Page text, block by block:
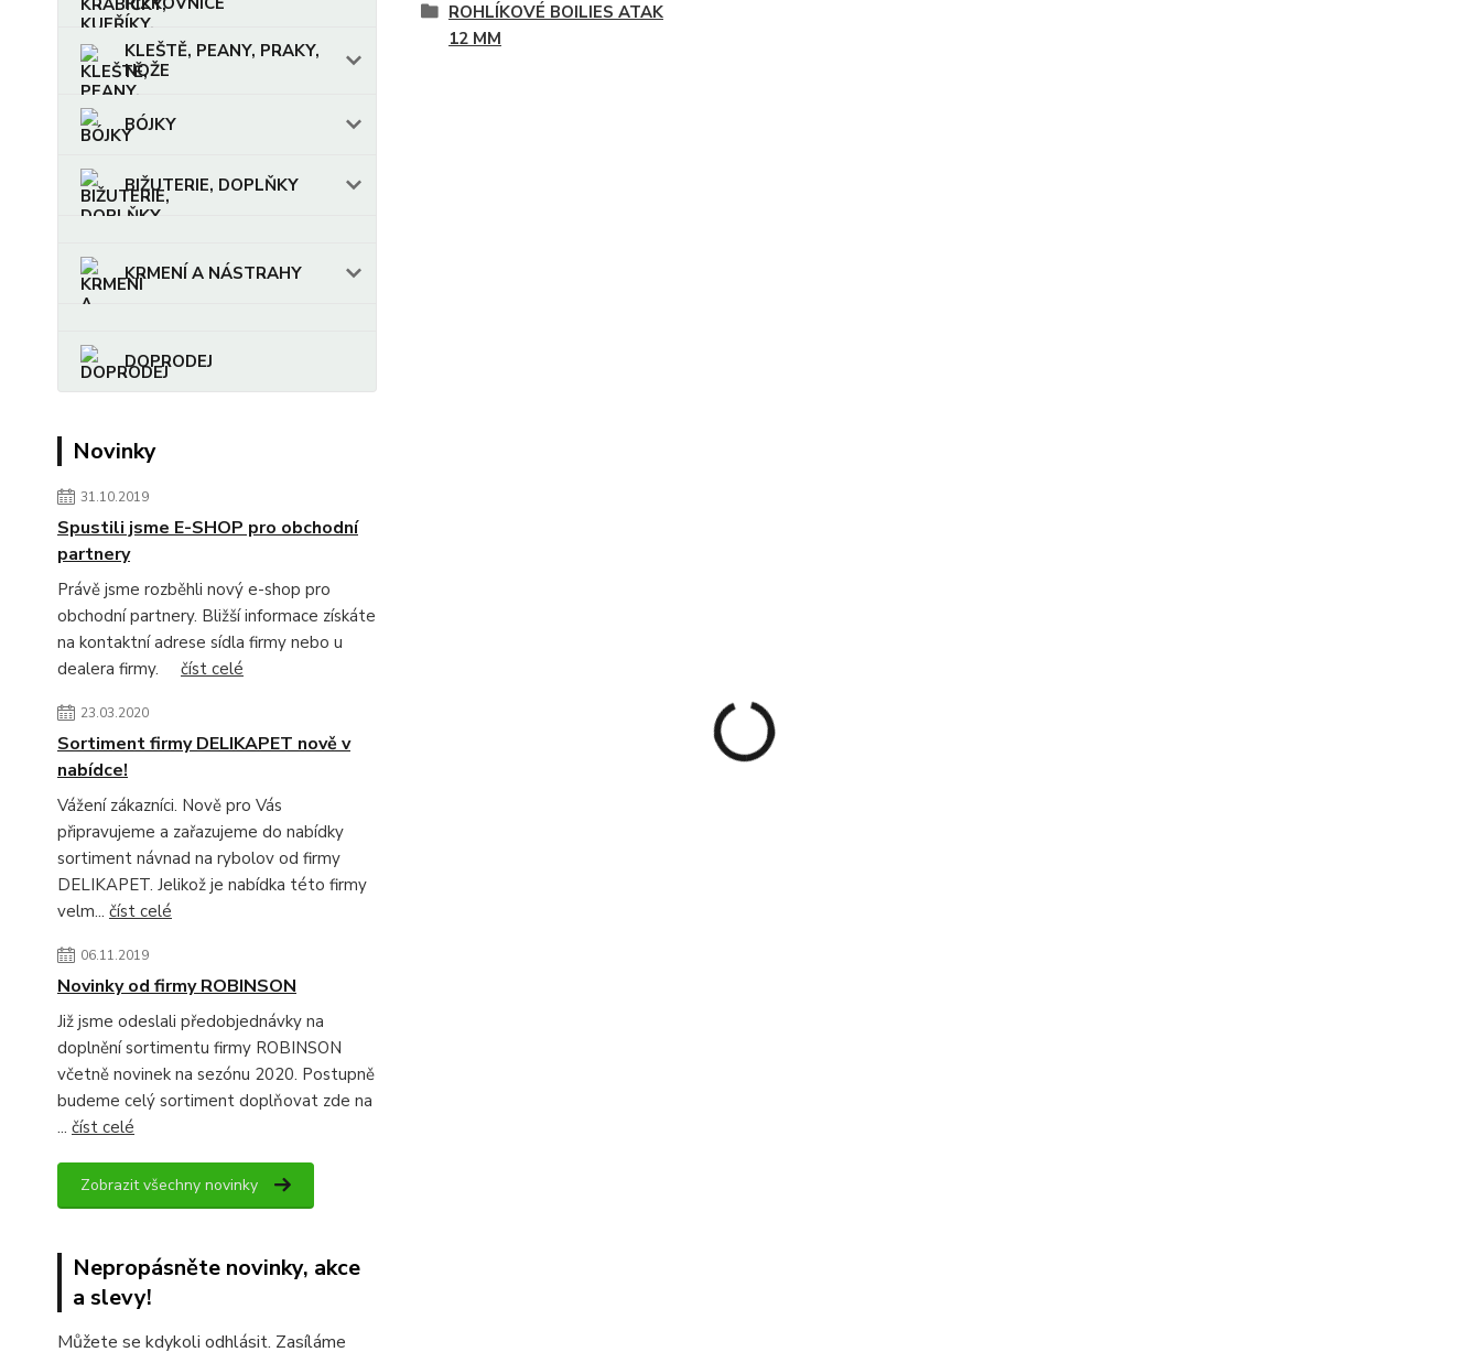
KLEŠTĚ, PEANY, PRAKY,
NOŽE
BÓJKY
BIŽUTERIE, DOPLŇKY
KRMENÍ A NÁSTRAHY
DOPRODEJ
Novinky
31.10.2019
Spustili jsme E-SHOP pro obchodní
partnery
Právě jsme rozběhli nový e-shop pro
obchodní partnery. Bližší informace získáte
na kontaktní adrese sídla firmy nebo u
dealera firmy. číst celé
23.03.2020
Sortiment firmy DELIKAPET nově v
nabídce!
Vážení zákazníci. Nově pro Vás
připravujeme a zařazujeme do nabídky
sortiment návnad na rybolov od firmy
DELIKAPET. Jelikož je nabídka této firmy
velm... číst celé
06.11.2019
Novinky od firmy ROBINSON
Již jsme odeslali předobjednávky na
doplnění sortimentu firmy ROBINSON
včetně novinek na sezónu 2020. Postupně
budeme celý sortiment doplňovat zde na
... číst celé
Zobrazit všechny novinky
Nepropásněte novinky, akce
a slevy!
Můžete se kdykoli odhlásit. Zasíláme
ROHLÍKOVÉ BOILIES ATAK
12 MM